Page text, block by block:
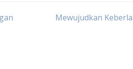
Mewujudkan